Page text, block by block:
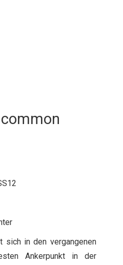
sich in den vergangenen
Ankerpunkt in der